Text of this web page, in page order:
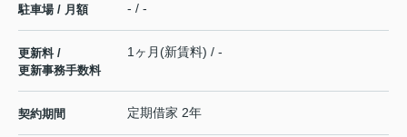
駐車場 / 月額 - / -
更新料 /
更新事務手数料
1ヶ月(新賃料) / -
契約期間 定期借家 2年